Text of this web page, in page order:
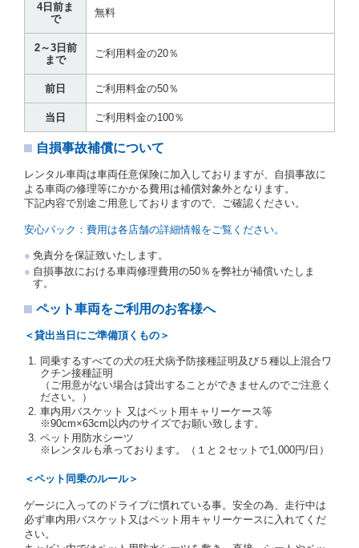
貸渡契約を締結した場合、借受人は当社に第１0条第
１項に定める貸渡料金を支払うものとします。
運転者の義務と定められた事項を遵守するものとしま
す。
当社は、監督官庁の基本通達（注１）に基づき、貸渡
運転者の氏名、住所、運転免許の種類及び運転免許証
写しを添付するため、貸渡契約の締結にあたり、借受
人に対し、借受人の指定する運転者（以下「運転者」
といいます。）の運転免許証の提示を求めるほか、そ
の写しの提出を求めることがあります。この場合、借
受人は、自己が運転者であるときは自己の運転免許証
の運転免許証を提示するものとします。
交通局長通達「レンタカーに関する基本通達」（自
旅第138号 平成7年6月13日）の２．(10)及び(11)の
注２）運転免許証とは、道路交通法第９２条に規定
される運転免許証のうち、道路交通法施行規則第１
９条別記様式第１４の書式の運転免許証をいいま
す。
当社は、貸渡契約の締結にあたり、借受人及び運転者
に対し、運転免許証のほかに本人確認ができる書類の
提示を求め、及び提出された書類の写しをとることが
あります。
当社は、貸渡契約の締結にあたり、借受期間中に借受
人及び運転者と連絡するための携帯電話番号等の告知
を求めます。
レジットカード若しくは現金による支払いを求め、又
借受人は契約後の借受期間の延長はできないものとし
ます。
当社は、借受人又は運転者が前3項に従わない場合
4日前ま
で
無料
2～3日前
まで
ご利用料金の20％
前日 ご利用料金の50％
当日 ご利用料金の100％
自損事故補償について
レンタル車両は車両任意保険に加入しておりますが、自損事故に
よる車両の修理等にかかる費用は補償対象外となります。
下記内容で別途ご用意しておりますので、ご確認ください。
安心パック：費用は各店舗の詳細情報をご覧ください。
免責分を保証致いたします。
自損事故における車両修理費用の50％を弊社が補償いたしま
す。
ペット車両をご利用のお客様へ
＜貸出当日にご準備頂くもの＞
同乗するすべての犬の狂犬病予防接種証明及び５種以上混合ワ
クチン接種証明
（ご用意がない場合は貸出することができませんのでご注意く
ださい。）
車内用バスケット 又はペット用キャリーケース等
※90cm×63cm以内のサイズでお願い致します。
ペット用防水シーツ
※レンタルも承っております。（１と２セットで1,000円/日）
＜ペット同乗のルール＞
ゲージに入ってのドライブに慣れている事。安全の為、走行中は
必ず車内用バスケット又はペット用キャリーケースに入れてくだ
さい。